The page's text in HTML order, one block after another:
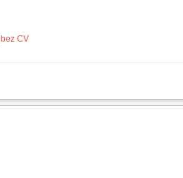
CV
Montaż okien, drzwi oraz